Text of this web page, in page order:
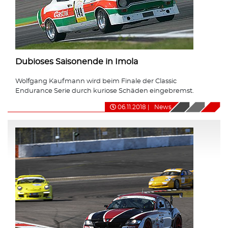
Dubioses Saisonende in Imola
Wolfgang Kaufmann wird beim Finale der Classic
Endurance Serie durch kuriose Schäden eingebremst.
06.11.2018 News